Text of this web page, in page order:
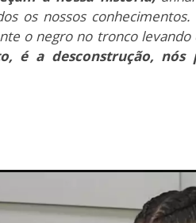
os nossos
o negro no tronco levando
é a desconstrução, nós